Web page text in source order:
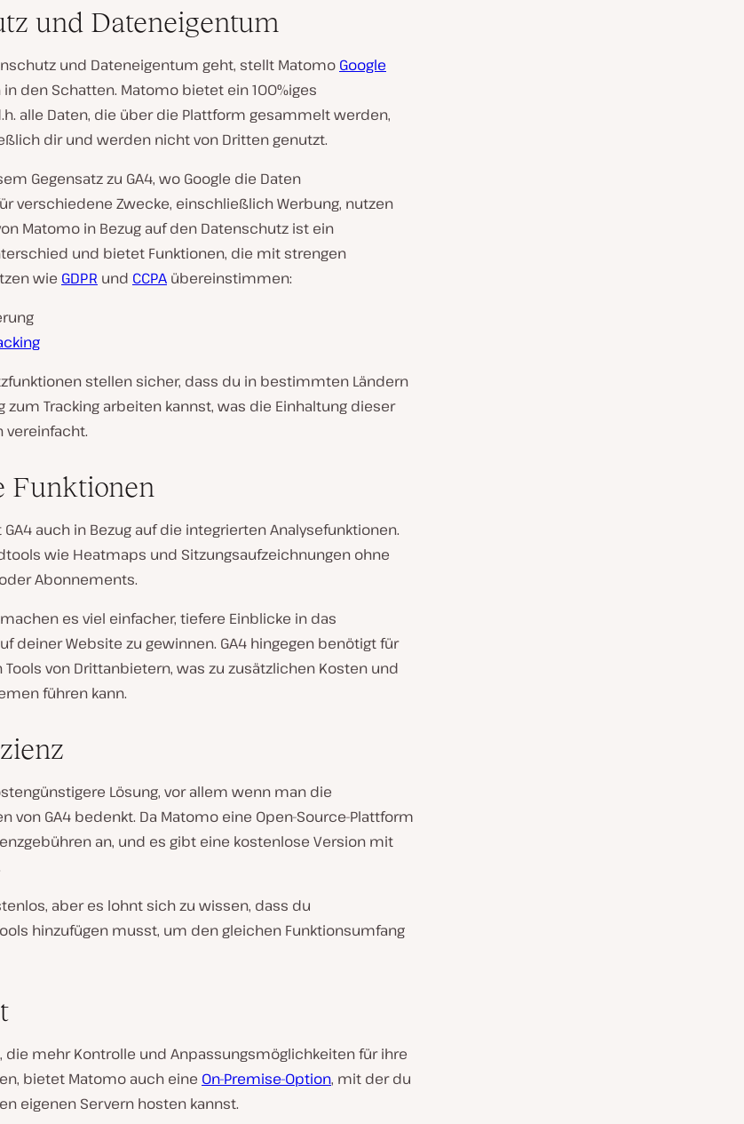
und Dateneigentum
und Dateneigentum geht, stellt Matomo Google
den Schatten. Matomo bietet ein 100%iges
alle Daten, die über die Plattform gesammelt werden,
dir und werden nicht von Dritten genutzt.
Gegensatz zu GA4, wo Google die Daten
verschiedene Zwecke, einschließlich Werbung, nutzen
Matomo in Bezug auf den Datenschutz ist ein
und bietet Funktionen, die mit strengen
wie GDPR und CCPA übereinstimmen:
stellen sicher, dass du in bestimmten Ländern
zum Tracking arbeiten kannst, was die Einhaltung dieser
vereinfacht.
Funktionen
auch in Bezug auf die integrierten Analysefunktionen.
wie Heatmaps und Sitzungsaufzeichnungen ohne
Abonnements.
es viel einfacher, tiefere Einblicke in das
deiner Website zu gewinnen. GA4 hingegen benötigt für
Tools von Drittanbietern, was zu zusätzlichen Kosten und
führen kann.
Lösung, vor allem wenn man die
von GA4 bedenkt. Da Matomo eine Open-Source-Plattform
an, und es gibt eine kostenlose Version mit
aber es lohnt sich zu wissen, dass du
hinzufügen musst, um den gleichen Funktionsumfang
die mehr Kontrolle und Anpassungsmöglichkeiten für ihre
bietet Matomo auch eine On-Premise-Option, mit der du
eigenen Servern hosten kannst.